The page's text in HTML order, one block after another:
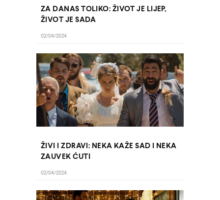
ZA DANAS TOLIKO: ŽIVOT JE LIJEP,
ŽIVOT JE SADA
02/04/2024
ŽIVI I ZDRAVI: NEKA KAŽE SAD I NEKA
ZAUVEK ĆUTI
02/04/2024